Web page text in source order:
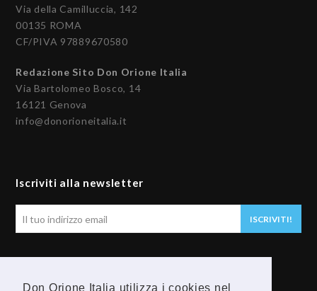
Don Orione Italia utilizza i cookies nel
Via della Camilluccia, 142
00135 ROMA
CF/PIVA 97889670580
Redazione Sito Don Orione Italia
Via Bartolomeo Bosco, 14
16121 Genova
info@donorioneitalia.it
Iscriviti alla newsletter
ISCRIVITI!